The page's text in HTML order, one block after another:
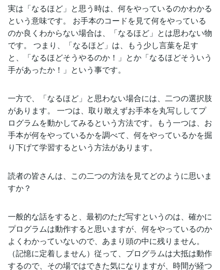
実は「なるほど」と思う時は、何をやっているのかわかる
という意味です。 お手本のコードを見て何をやっている
のか良くわからない場合は、「なるほど」とは思わない物
です。 つまり、「なるほど」は、もう少し言葉を足す
と、「なるほどそうやるのか！」とか「なるほどそういう
手があったか！」という事です。
一方で、「なるほど」と思わない場合には、二つの選択肢
があります。 一つは、取り敢えずお手本を丸写ししてプ
ログラムを動かしてみるという方法です。もう一つは、お
手本が何をやっているかを調べて、何をやっているかを掘
り下げて学習するという方法があります。
読者の皆さんは、この二つの方法を見てどのように思いま
すか？
一般的な話をすると、最初のただ写すというのは、確かに
プログラムは動作すると思いますが、何をやっているのか
よくわかっていないので、あまり頭の中に残りません。
（記憶に定着しません）従って、プログラムは大抵は動作
するので、その場ではできた気になりますが、時間が経つ